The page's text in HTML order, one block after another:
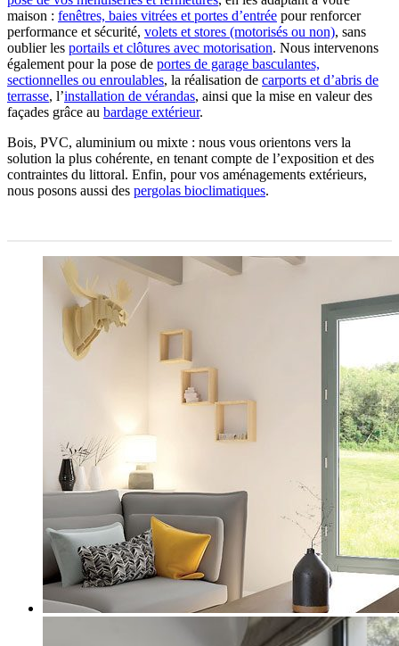
maison : fenêtres, baies vitrées et portes d’entrée pour renforcer
performance et sécurité, volets et stores (motorisés ou non), sans
oublier les portails et clôtures avec motorisation. Nous intervenons
également pour la pose de portes de garage basculantes,
sectionnelles ou enroulables, la réalisation de carports et d’abris de
terrasse, l’installation de vérandas, ainsi que la mise en valeur des
façades grâce au bardage extérieur.
Bois, PVC, aluminium ou mixte : nous vous orientons vers la
solution la plus cohérente, en tenant compte de l’exposition et des
contraintes du littoral. Enfin, pour vos aménagements extérieurs,
nous posons aussi des pergolas bioclimatiques.